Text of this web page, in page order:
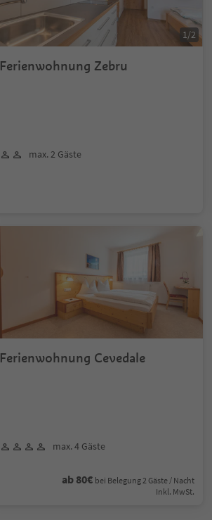
Ferienwohnung Zebru
max. 2 Gäste
1/2
Ferienwohnung Cevedale
max. 4 Gäste
ab 80€ bei Belegung 2 Gäste / Nacht
Inkl. MwSt.